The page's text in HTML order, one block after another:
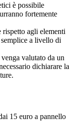
è possibile
fortemente
rispetto agli elementi
a livello di
valutato da un
dichiarare la
15 euro a pannello